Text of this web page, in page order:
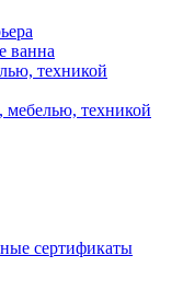
ванна
техникой
мебелью, техникой
сертификаты